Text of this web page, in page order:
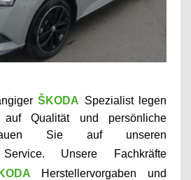
ŠKODA Spezialistlegen
Qualität und persönliche
Sie auf unseren
Service. Unsere Fachkräfte
Herstellervorgaben und